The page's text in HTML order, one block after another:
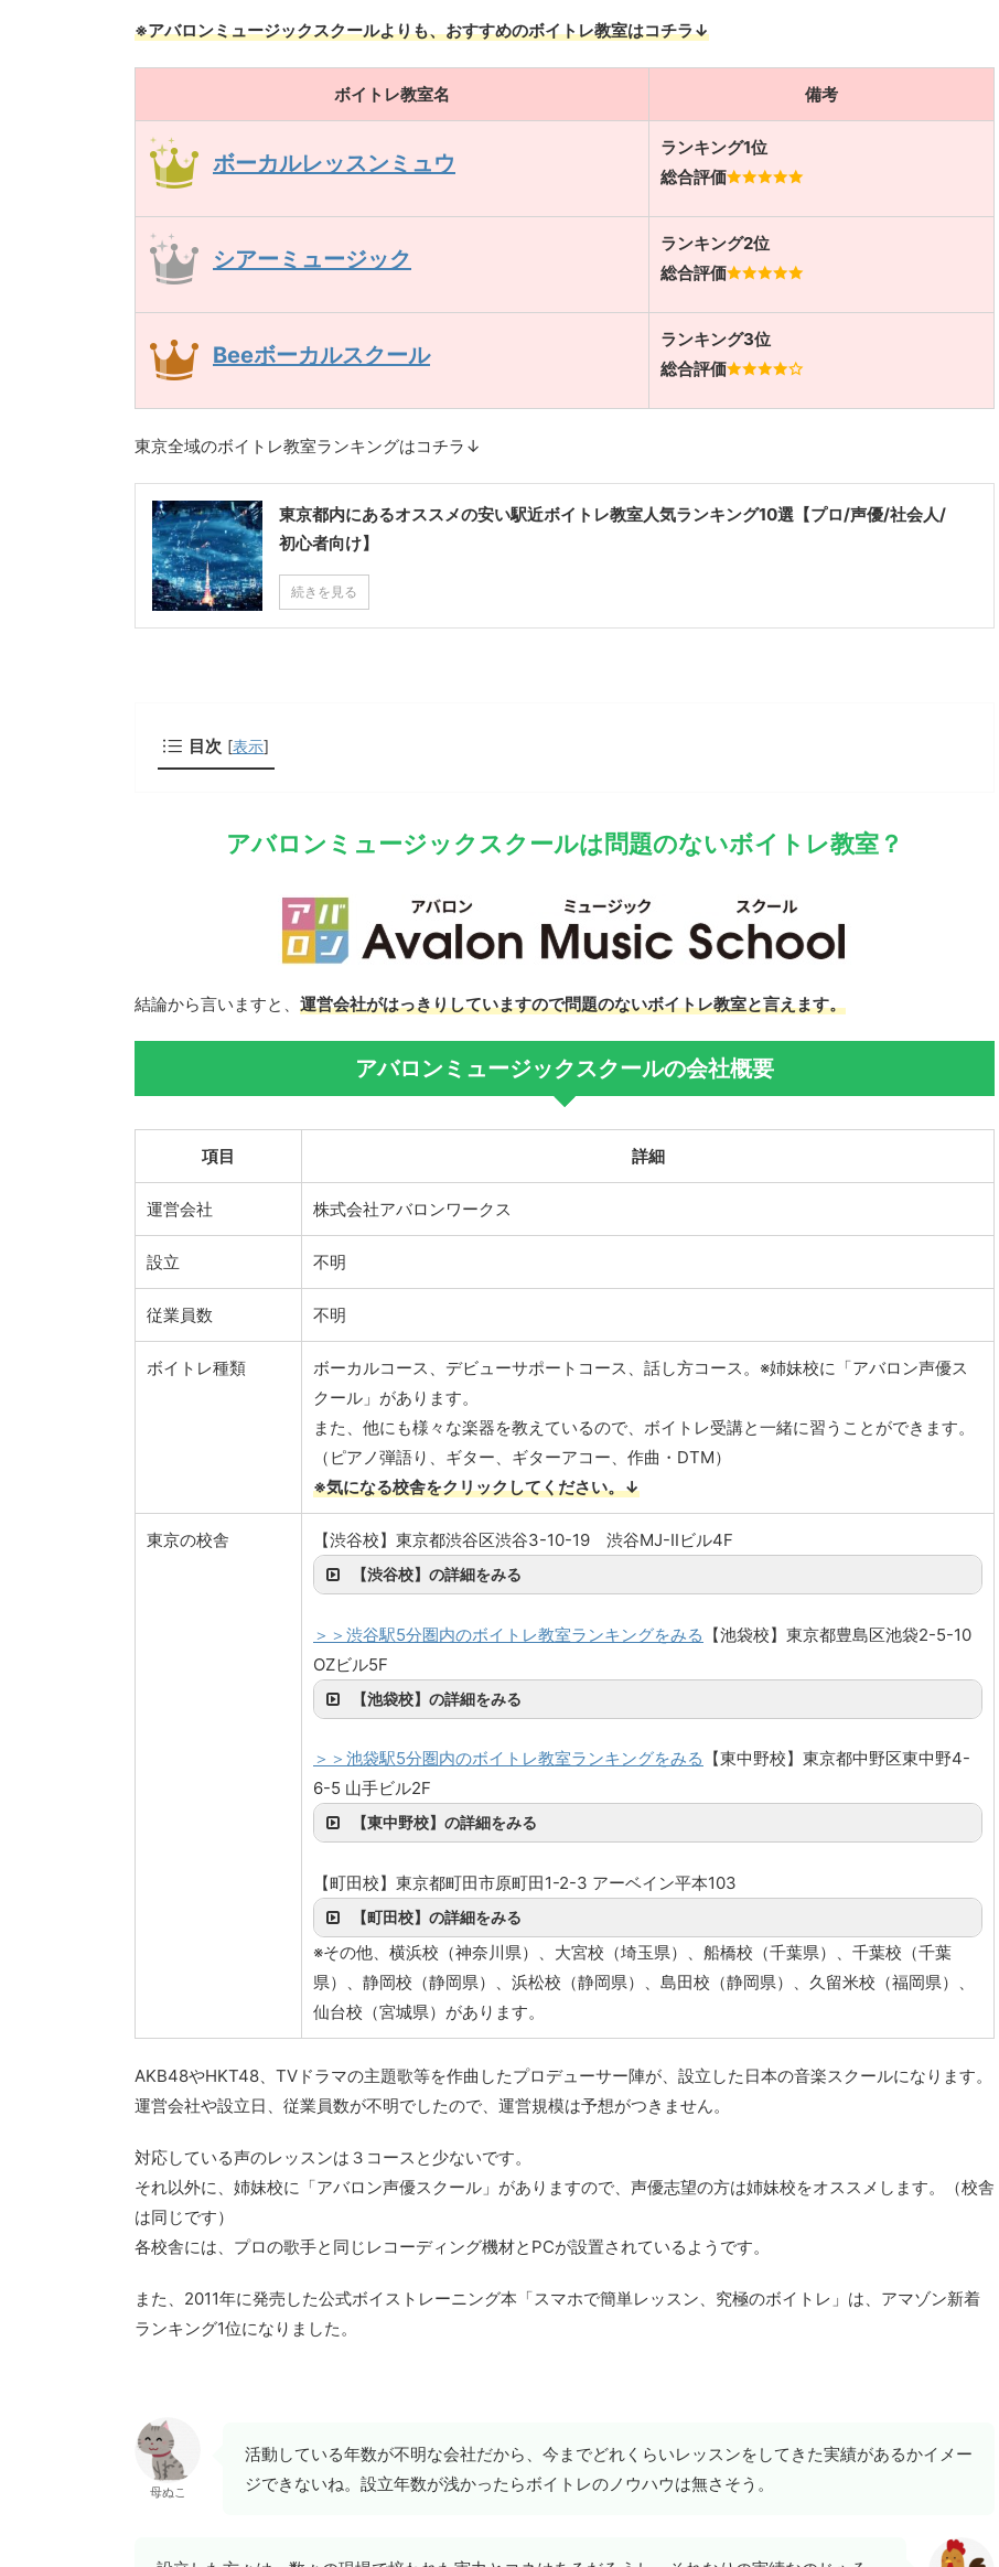
※アバロンミュージックスクールよりも、おすすめのボイトレ教室はコチラ↓
ボイトレ教室名 備考
ボーカルレッスンミュウ
ランキング1位
総合評価
シアーミュージック
ランキング2位
総合評価
Beeボーカルスクール
ランキング3位
総合評価
東京全域のボイトレ教室ランキングはコチラ↓
東京都内にあるオススメの安い駅近ボイトレ教室人気ランキング10選【プロ/声優/社会人/
初心者向け】
続きを見る
目次 [表示]
アバロンミュージックスクールは問題のないボイトレ教室？
結論から言いますと、 運営会社がはっきりしていますので問題のないボイトレ教室と言えます。
アバロンミュージックスクールの会社概要
項目 詳細
運営会社 株式会社アバロンワークス
設立 不明
従業員数 不明
ボイトレ種類
ボーカルコース、デビューサポートコース、話し方コース。※姉妹校に「アバロン声優ス
クール」があります。
また、他にも様々な楽器を教えているので、ボイトレ受講と一緒に習うことができます。
（ピアノ弾語り、ギター、ギターアコー、作曲・DTM）
※気になる校舎をクリックしてください。↓
東京の校舎 【渋谷校】東京都渋谷区渋谷3-10-19 渋谷MJ-Ⅱビル4F
【渋谷校】の詳細をみる
＞＞渋谷駅5分圏内のボイトレ教室ランキングをみる 【池袋校】東京都豊島区池袋2-5-10
OZビル5F
【池袋校】の詳細をみる
＞＞池袋駅5分圏内のボイトレ教室ランキングをみる 【東中野校】東京都中野区東中野4-
6-5 山手ビル2F
【東中野校】の詳細をみる
【町田校】東京都町田市原町田1-2-3 アーベイン平本103
【町田校】の詳細をみる
※その他、横浜校（神奈川県）、大宮校（埼玉県）、船橋校（千葉県）、千葉校（千葉
県）、静岡校（静岡県）、浜松校（静岡県）、島田校（静岡県）、久留米校（福岡県）、
仙台校（宮城県）があります。
AKB48やHKT48、TVドラマの主題歌等を作曲したプロデューサー陣が、設立した日本の音楽スクールになります。
運営会社や設立日、従業員数が不明でしたので、運営規模は予想がつきません。
対応している声のレッスンは３コースと少ないです。
それ以外に、姉妹校に「アバロン声優スクール」がありますので、声優志望の方は姉妹校をオススメします。（校舎
は同じです）
各校舎には、プロの歌手と同じレコーディング機材とPCが設置されているようです。
また、2011年に発売した公式ボイストレーニング本「スマホで簡単レッスン、究極のボイトレ」は、アマゾン新着
ランキング1位になりました。
母ぬこ
活動している年数が不明な会社だから、今までどれくらいレッスンをしてきた実績があるかイメー
ジできないね。設立年数が浅かったらボイトレのノウハウは無さそう。